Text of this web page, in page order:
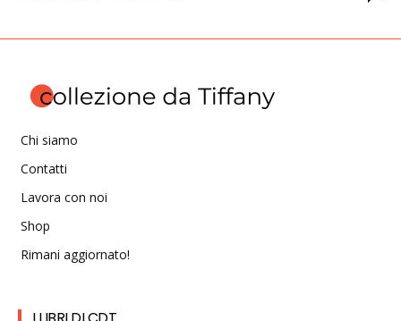
Chi siamo
Contatti
Lavora con noi
Shop
Rimani aggiornato!